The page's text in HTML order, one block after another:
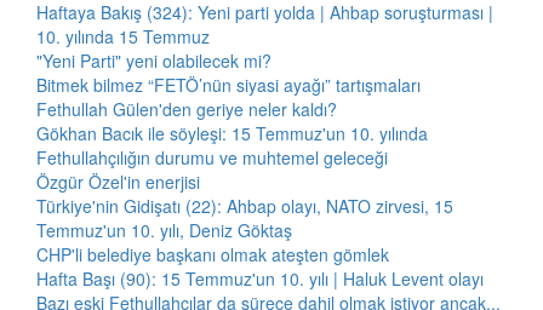
Haftaya Bakış (324): Yeni parti yolda | Ahbap soruşturması |
10. yılında 15 Temmuz
"Yeni Parti" yeni olabilecek mi?
Bitmek bilmez “FETÖ’nün siyasi ayağı” tartışmaları
Fethullah Gülen'den geriye neler kaldı?
Gökhan Bacık ile söyleşi: 15 Temmuz'un 10. yılında
Fethullahçılığın durumu ve muhtemel geleceği
Özgür Özel'in enerjisi
Türkiye'nin Gidişatı (22): Ahbap olayı, NATO zirvesi, 15
Temmuz'un 10. yılı, Deniz Göktaş
CHP'li belediye başkanı olmak ateşten gömlek
Hafta Başı (90): 15 Temmuz'un 10. yılı | Haluk Levent olayı
Bazı eski Fethullahçılar da sürece dahil olmak istiyor ancak...